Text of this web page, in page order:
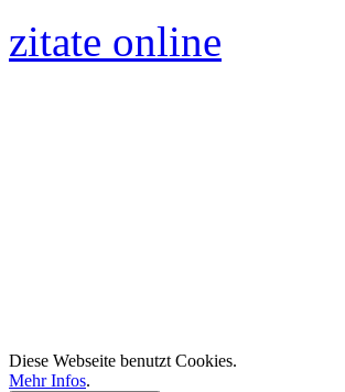
zitate online
Diese Webseite benutzt Cookies.
Mehr Infos.